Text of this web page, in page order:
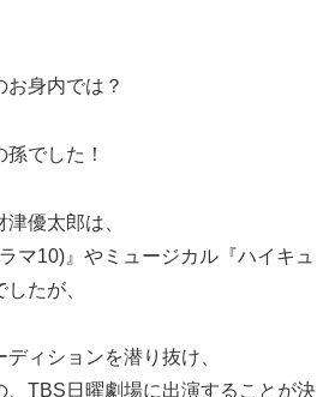
お身内では？
でした！
優太郎は、
マ10)』やミュージカル『ハイキュ
たが、
ィションを潜り抜け、
、TBS日曜劇場に出演することが決